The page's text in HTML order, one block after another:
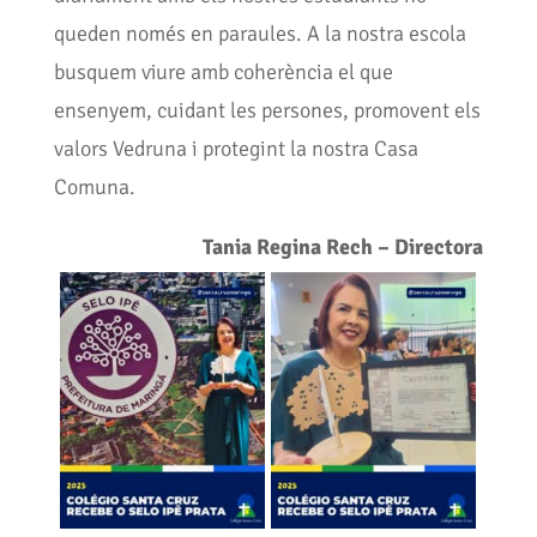
queden només en paraules. A la nostra escola
busquem viure amb coherència el que
ensenyem, cuidant les persones, promovent els
valors Vedruna i protegint la nostra Casa
Comuna.
Tania Regina Rech – Directora